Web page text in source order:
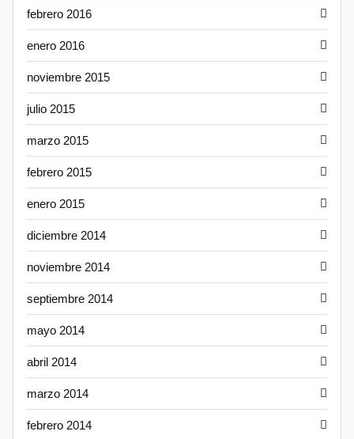
febrero 2016
enero 2016
noviembre 2015
julio 2015
marzo 2015
febrero 2015
enero 2015
diciembre 2014
noviembre 2014
septiembre 2014
mayo 2014
abril 2014
marzo 2014
febrero 2014